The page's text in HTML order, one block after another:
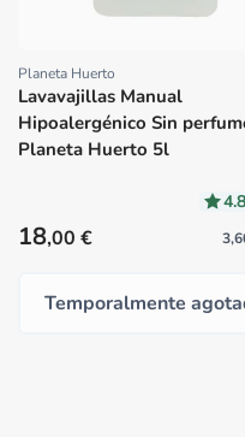
Proveedor:
Planeta Huerto
Lavavajillas Manual
Hipoalergénico Sin
Planeta Huerto 5l
Precio habitual
18,00 €
Temporalmente